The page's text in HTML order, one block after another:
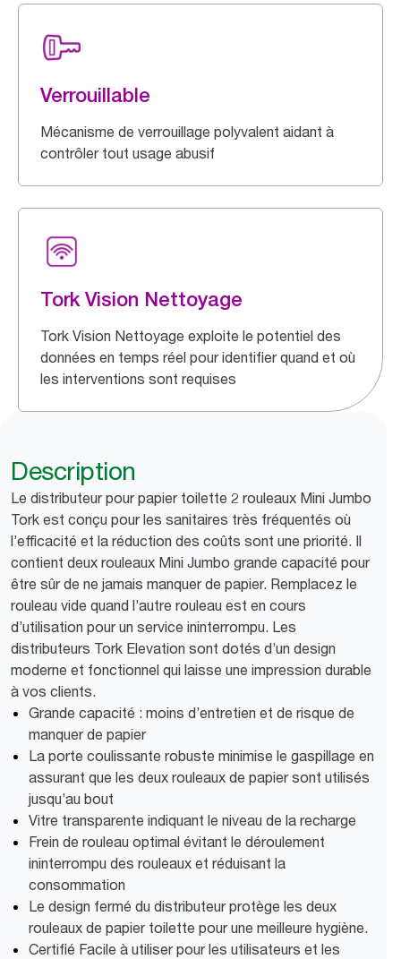
Verrouillable
Mécanisme de verrouillage polyvalent aidant à
contrôler tout usage abusif
Tork Vision Nettoyage
Tork Vision Nettoyage exploite le potentiel des
données en temps réel pour identifier quand et où
les interventions sont requises
Description
Le distributeur pour papier toilette 2 rouleaux Mini Jumbo
Tork est conçu pour les sanitaires très fréquentés où
l’efficacité et la réduction des coûts sont une priorité. Il
contient deux rouleaux Mini Jumbo grande capacité pour
être sûr de ne jamais manquer de papier. Remplacez le
rouleau vide quand l’autre rouleau est en cours
d’utilisation pour un service ininterrompu. Les
distributeurs Tork Elevation sont dotés d’un design
moderne et fonctionnel qui laisse une impression durable
à vos clients.
Grande capacité : moins d’entretien et de risque de
manquer de papier
La porte coulissante robuste minimise le gaspillage en
assurant que les deux rouleaux de papier sont utilisés
jusqu’au bout
Vitre transparente indiquant le niveau de la recharge
Frein de rouleau optimal évitant le déroulement
ininterrompu des rouleaux et réduisant la
consommation
Le design fermé du distributeur protège les deux
rouleaux de papier toilette pour une meilleure hygiène.
Certifié Facile à utiliser pour les utilisateurs et les